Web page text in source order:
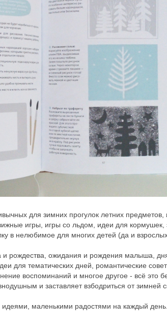
для зимних прогулок летних предметов,
игры, игры со льдом, идеи для кормушек,
в нелюбимое для многих детей (да и
и рождества, ожидания и рождения малыша,
для тематических дней, романтические
воспоминаний и многое другое - всё это
и заставляет взбодриться от зимней
маленькими радостями на каждый